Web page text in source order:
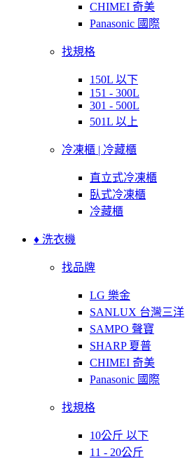
CHIMEI 奇美
Panasonic 國際
找規格
150L 以下
151 - 300L
301 - 500L
501L 以上
冷凍櫃 | 冷藏櫃
直立式冷凍櫃
臥式冷凍櫃
冷藏櫃
♦ 洗衣機
找品牌
LG 樂金
SANLUX 台灣三洋
SAMPO 聲寶
SHARP 夏普
CHIMEI 奇美
Panasonic 國際
找規格
10公斤 以下
11 - 20公斤